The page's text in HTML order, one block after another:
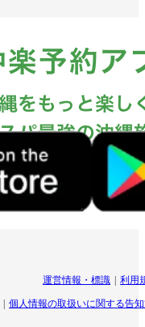
運営情報・標識 利用
個人情報の取扱いに関する告